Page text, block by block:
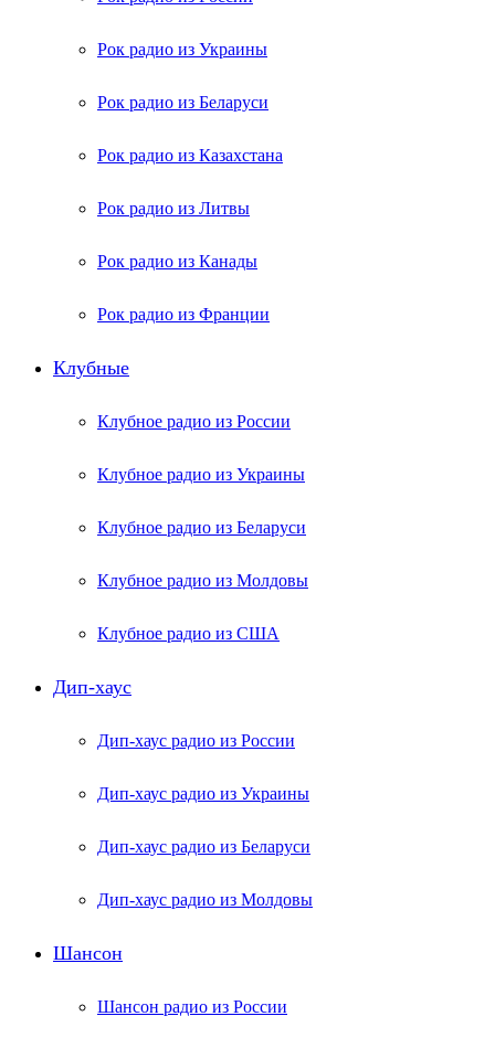
Рок радио из Украины
Рок радио из Беларуси
Рок радио из Казахстана
Рок радио из Литвы
Рок радио из Канады
Рок радио из Франции
Клубные
Клубное радио из России
Клубное радио из Украины
Клубное радио из Беларуси
Клубное радио из Молдовы
Клубное радио из США
Дип-хаус
Дип-хаус радио из России
Дип-хаус радио из Украины
Дип-хаус радио из Беларуси
Дип-хаус радио из Молдовы
Шансон
Шансон радио из России